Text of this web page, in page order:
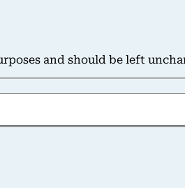
all’Università di
“Il Giornale dell'Arte”. Nel
and should be left